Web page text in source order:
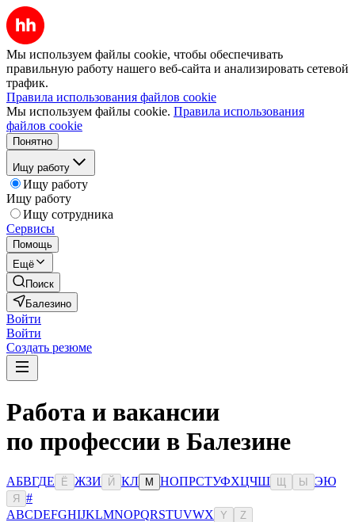
Мы используем файлы cookie, чтобы обеспечивать
правильную работу нашего веб-сайта и анализировать сетевой
трафик.
Правила использования файлов cookie
Мы используем файлы cookie. Правила использования
файлов cookie
Понятно
Ищу работу
Ищу работу
Ищу работу
Ищу сотрудника
Сервисы
Помощь
Ещё
Поиск
Балезино
Войти
Войти
Создать резюме
Работа и вакансии
по профессии в Балезине
АБВГДЕ Ё ЖЗИ Й КЛ М НОПРСТУФХЦЧШ Ы ЭЮ
Я
#
ABCDEFGHIJKLMNOPQRSTUVWX Y Z